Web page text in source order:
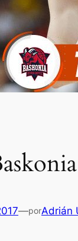
—porAdrián